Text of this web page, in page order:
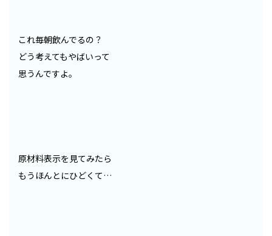
これ毎朝飲んでるの？
どう考えてもやばいって
思うんですよ。
原材料表示を見てみたら
もうほんとにひどくて…